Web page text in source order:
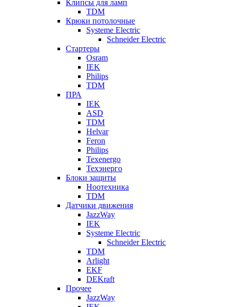
Клипсы для ламп
TDM
Крюки потолочные
Systeme Electric
Schneider Electric
Стартеры
Osram
IEK
Philips
TDM
ПРА
IEK
ASD
TDM
Helvar
Feron
Philips
Texenergo
Техэнерго
Блоки защиты
Ноотехника
TDM
Датчики движения
JazzWay
IEK
Systeme Electric
Schneider Electric
TDM
Arlight
EKF
DEKraft
Прочее
JazzWay